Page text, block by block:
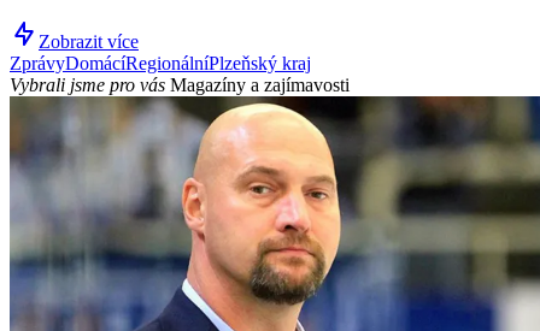
Zobrazit více
ZprávyDomácíRegionálníPlzeňský kraj
Vybrali jsme pro vás Magazíny a zajímavosti